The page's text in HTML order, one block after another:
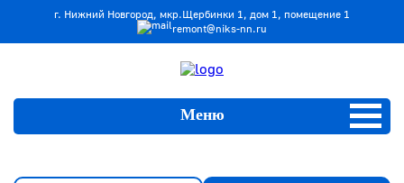
г. Нижний Новгород, мкр.Щербинки 1, дом 1, помещение 1
remont@niks-nn.ru
Меню
Главная